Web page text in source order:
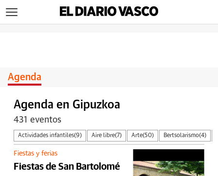
Agenda
Agenda en Gipuzkoa
431 eventos
Actividades infantiles(9) Aire libre(7) Arte(50) Bertsolarismo(4)
Música (113)
Fiestas y ferias
Fiestas de San Bartolomé